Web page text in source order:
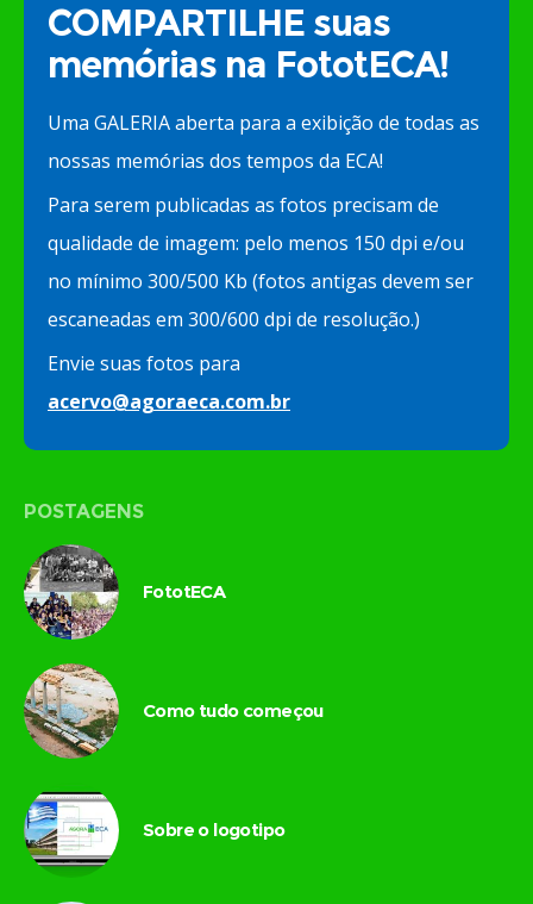
COMPARTILHE suas
memórias na FototECA!
Uma GALERIA aberta para a exibição de todas as
nossas memórias dos tempos da ECA!
Para serem publicadas as fotos precisam de
qualidade de imagem: pelo menos 150 dpi e/ou
no mínimo 300/500 Kb (fotos antigas devem ser
escaneadas em 300/600 dpi de resolução.)
Envie suas fotos para
acervo@agoraeca.com.br
POSTAGENS
FototECA
Como tudo começou
Sobre o logotipo